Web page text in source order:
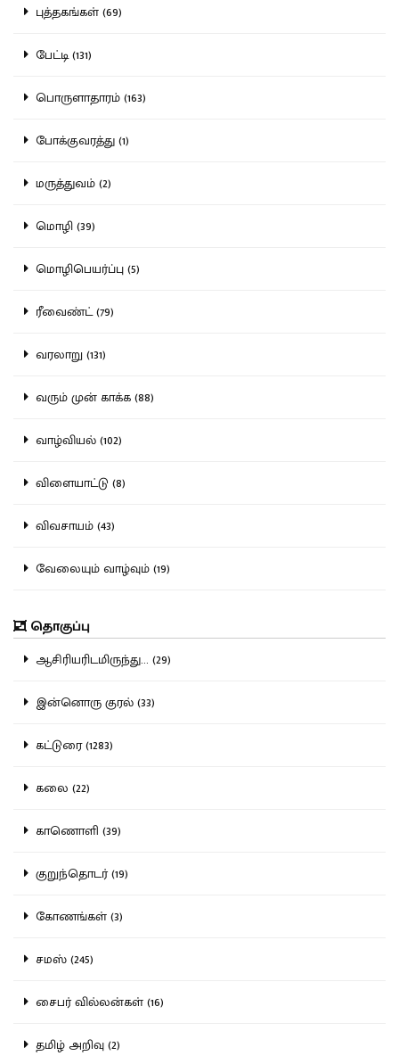
புத்தகங்கள் (69)
பேட்டி (131)
பொருளாதாரம் (163)
போக்குவரத்து (1)
மருத்துவம் (2)
மொழி (39)
மொழிபெயர்ப்பு (5)
ரீவைண்ட் (79)
வரலாறு (131)
வரும் முன் காக்க (88)
வாழ்வியல் (102)
விளையாட்டு (8)
விவசாயம் (43)
வேலையும் வாழ்வும் (19)
தொகுப்பு
ஆசிரியரிடமிருந்து... (29)
இன்னொரு குரல் (33)
கட்டுரை (1283)
கலை (22)
காணொளி (39)
குறுந்தொடர் (19)
கோணங்கள் (3)
சமஸ் (245)
சைபர் வில்லன்கள் (16)
தமிழ் அறிவு (2)